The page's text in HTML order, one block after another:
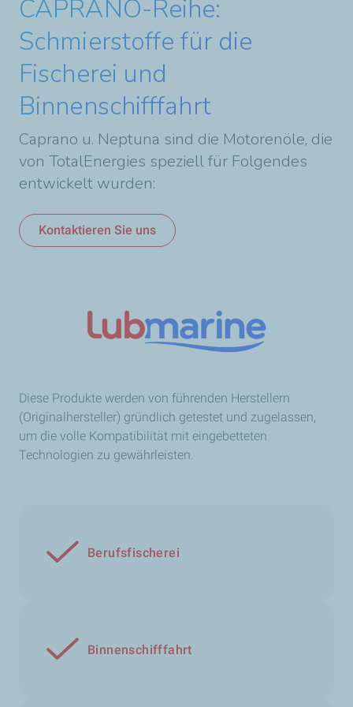
CAPRANO-Reihe:
Schmierstoffe für die
Fischerei und
Binnenschifffahrt
Caprano u. Neptuna sind die Motorenöle, die
von TotalEnergies speziell für Folgendes
entwickelt wurden:
Kontaktieren Sie uns
Diese Produkte werden von führenden Herstellern
(Originalhersteller) gründlich getestet und zugelassen,
um die volle Kompatibilität mit eingebetteten
Technologien zu gewährleisten.
Berufsfischerei
Binnenschifffahrt